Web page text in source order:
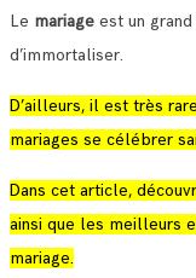
Le mariage est un
d’immortaliser.
D’ailleurs, il est très
mariages se célébrer
Dans cet article,
ainsi que les meilleurs
mariage.